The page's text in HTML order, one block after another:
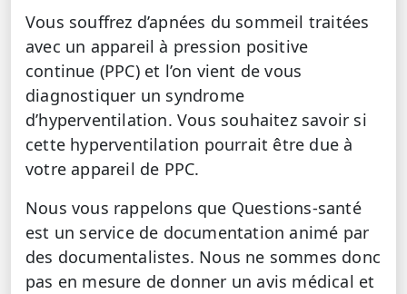
Vous souffrez d’apnées du sommeil traitées
avec un appareil à pression positive
continue (PPC) et l’on vient de vous
diagnostiquer un syndrome
d’hyperventilation. Vous souhaitez savoir si
cette hyperventilation pourrait être due à
votre appareil de PPC.
Nous vous rappelons que Questions-santé
est un service de documentation animé par
des documentalistes. Nous ne sommes donc
pas en mesure de donner un avis médical et